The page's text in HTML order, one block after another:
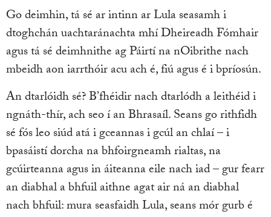
Go deimhin, tá sé ar intinn ar Lula seasamh i
dtoghchán uachtaránachta mhí Dheireadh Fómhair
agus tá sé deimhnithe ag Páirtí na nOibrithe nach
mbeidh aon iarrthóir acu ach é, fiú agus é i bpríosún.
An dtarlóidh sé? B’fhéidir nach dtarlódh a leithéid i
ngnáth-thír, ach seo í an Bhrasaíl. Seans go rithfidh
sé fós leo siúd atá i gceannas i gcúl an chlaí – i
bpasáistí dorcha na bhfoirgneamh rialtas, na
gcúirteanna agus in áiteanna eile nach iad – gur fearr
an diabhal a bhfuil aithne agat air ná an diabhal
nach bhfuil: mura seasfaidh Lula, seans mór gurb é